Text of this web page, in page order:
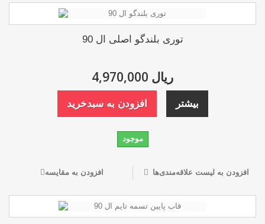
توری بلندگو اصلی ال 90
4,970,000 ریال
افزودن به سبدخرید بیشتر
موجود
افزودن به لیست علاقه‌مندی‌ها افزودن به مقایسه